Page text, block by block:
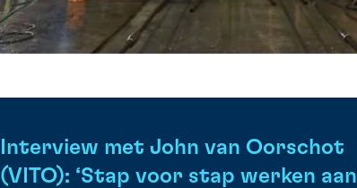
Interview met John van Oorschot
(VITO): ‘Stap voor stap werken aan